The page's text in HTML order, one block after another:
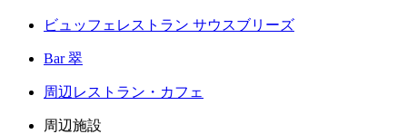
ビュッフェレストラン サウスブリーズ
Bar 翠
周辺レストラン・カフェ
周辺施設